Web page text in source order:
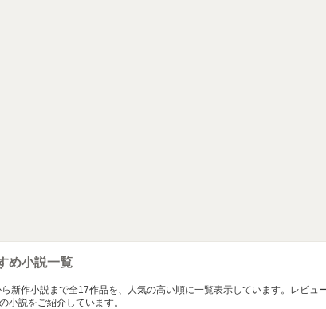
め小説一覧
新作小説まで全17作品を、人気の高い順に一覧表示しています。レビュ
小説をご紹介しています。